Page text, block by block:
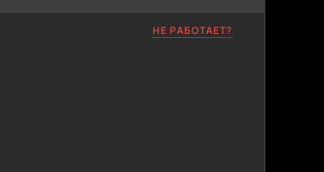
НЕ РАБОТАЕТ?